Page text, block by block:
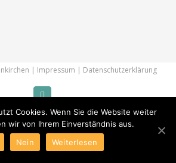
| Impressum | Datenschutzerklärung
Cookies. Wenn Sie die Website weiter
wir von Ihrem Einverständnis aus.
Nein Weiterlesen